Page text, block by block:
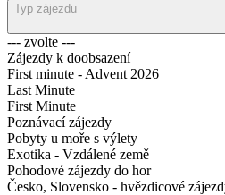
Typ zájezdu
--- zvolte ---
Zájezdy k doobsazení
First minute - Advent 2026
Last Minute
First Minute
Poznávací zájezdy
Pobyty u moře s výlety
Exotika - Vzdálené země
Pohodové zájezdy do hor
Česko, Slovensko - hvězdicové